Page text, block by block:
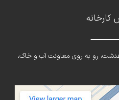
کارخانه
رو به روی معاونت آب و خاک،